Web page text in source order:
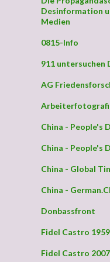
gefährdet
Desinformation
Medien
0815-Info
911 untersuchen
AG
China - People's
China - People's
China - Global
China -
Donbassfront
Fidel Castro
Fidel Castro